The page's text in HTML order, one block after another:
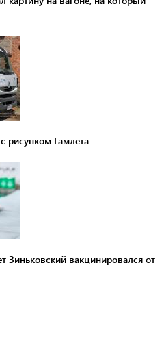
рисунком Гамлета
Зиньковский вакцинировался от